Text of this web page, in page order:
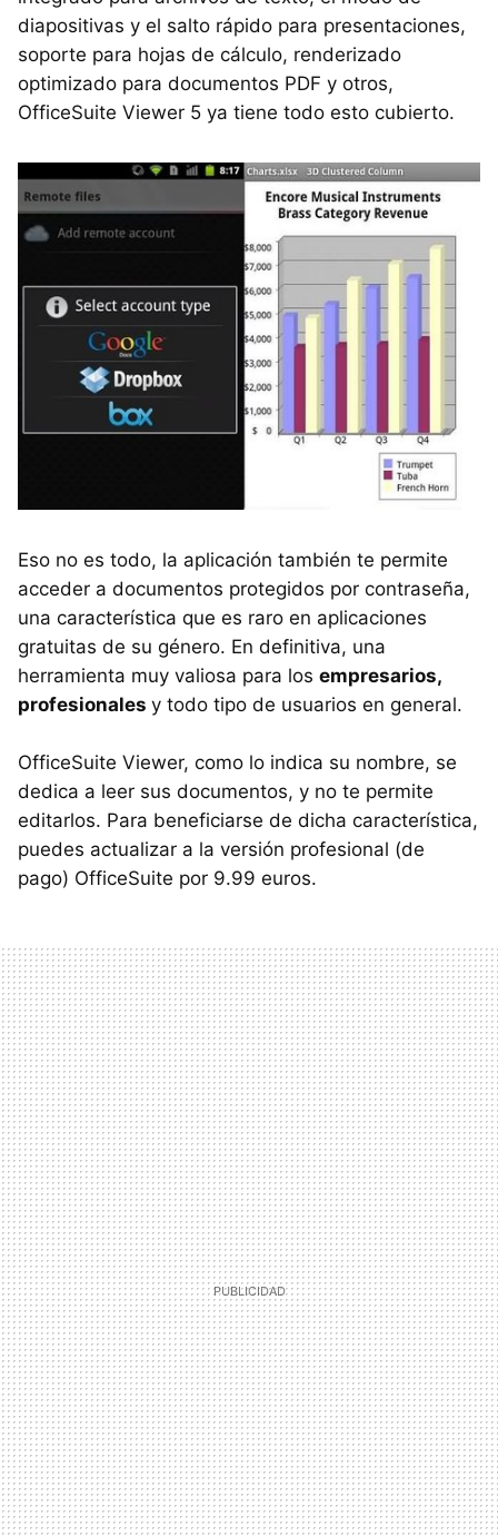
diapositivas y el salto rápido para presentaciones,
soporte para hojas de cálculo, renderizado
optimizado para documentos PDF y otros,
OfficeSuite Viewer 5 ya tiene todo esto cubierto.
Eso no es todo, la aplicación también te permite
acceder a documentos protegidos por contraseña,
una característica que es raro en aplicaciones
gratuitas de su género. En definitiva, una
herramienta muy valiosa para los empresarios,
profesionales y todo tipo de usuarios en general.
OfficeSuite Viewer, como lo indica su nombre, se
dedica a leer sus documentos, y no te permite
editarlos. Para beneficiarse de dicha característica,
puedes actualizar a la versión profesional (de
pago) OfficeSuite por 9.99 euros.